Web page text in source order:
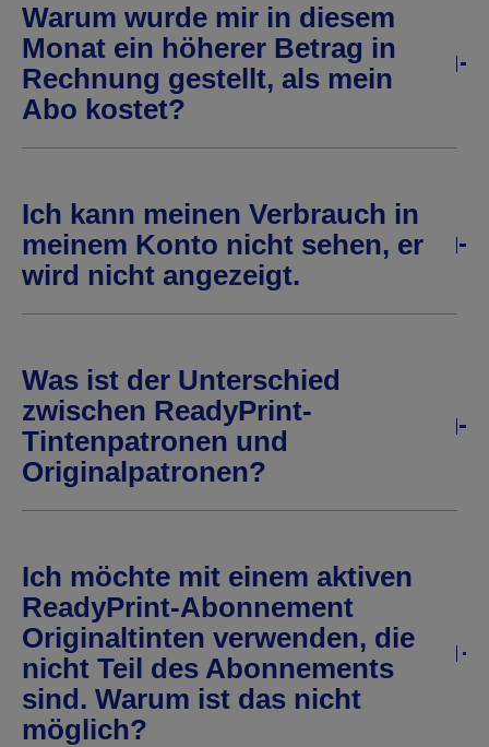
Warum wurde mir in diesem
Monat ein höherer Betrag in
Rechnung gestellt, als mein
Abo kostet?
Ich kann meinen Verbrauch in
meinem Konto nicht sehen, er
wird nicht angezeigt.
Was ist der Unterschied
zwischen ReadyPrint-
Tintenpatronen und
Originalpatronen?
Ich möchte mit einem aktiven
ReadyPrint-Abonnement
Originaltinten verwenden, die
nicht Teil des Abonnements
sind. Warum ist das nicht
möglich?